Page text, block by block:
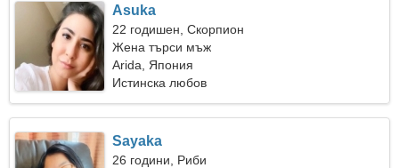
Asuka
22 годишен, Скорпион
Жена търси мъж
Arida, Япония
Истинска любов
Sayaka
26 години, Риби